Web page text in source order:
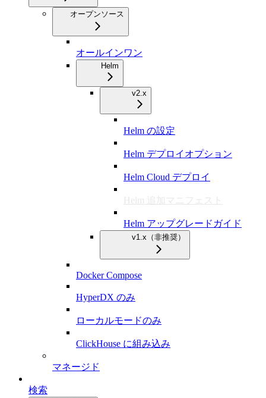
オープンソース
オールインワン
Helm
v2.x
Helm の設定
Helm デプロイオプション
Helm Cloud デプロイ
Helm 追加マニフェスト
Helm アップグレードガイド
v1.x（非推奨）
Docker Compose
HyperDX のみ
ローカルモードのみ
ClickHouse に組み込み
マネージド
検索